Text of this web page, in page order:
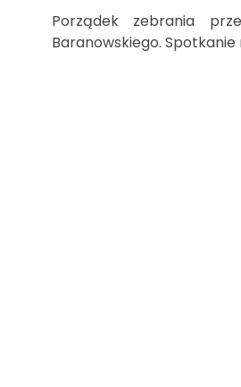
Porządek zebrania
Baranowskiego. Spotkanie